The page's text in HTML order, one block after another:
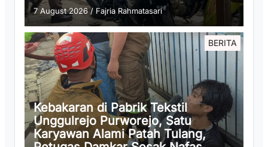
7 August 2026/ Fajria Rahmatasari
BERITA
Kebakaran di Pabrik Tekstil
Unggulrejo Purworejo, Satu
Karyawan Alami Patah Tulang,